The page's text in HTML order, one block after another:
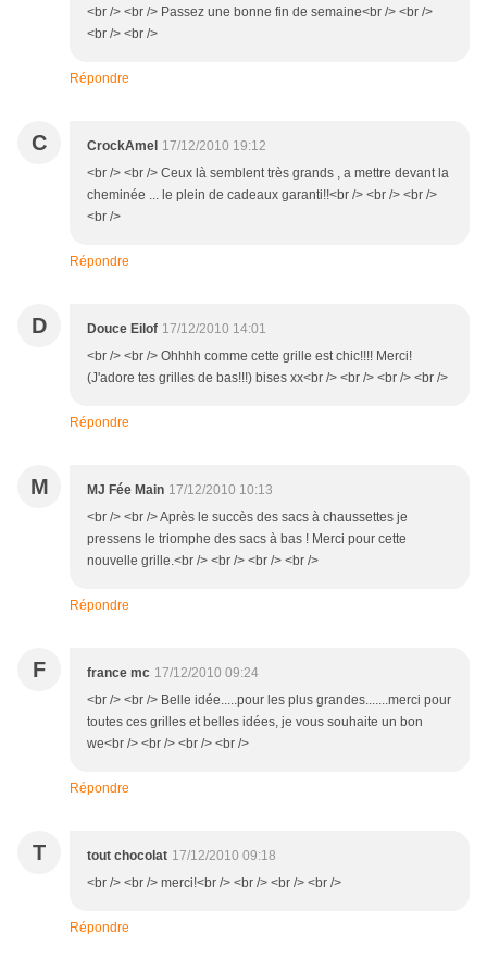
<br /> <br /> Passez une bonne fin de semaine<br /> <br />
<br /> <br />
Répondre
C CrockAmel 17/12/2010 19:12
<br /> <br /> Ceux là semblent très grands , a mettre devant la
cheminée ... le plein de cadeaux garanti!!<br /> <br /> <br />
<br />
Répondre
D Douce Eilof 17/12/2010 14:01
<br /> <br /> Ohhhh comme cette grille est chic!!!! Merci!
(J'adore tes grilles de bas!!!) bises xx<br /> <br /> <br /> <br />
Répondre
M MJ Fée Main 17/12/2010 10:13
<br /> <br /> Après le succès des sacs à chaussettes je
pressens le triomphe des sacs à bas ! Merci pour cette
nouvelle grille.<br /> <br /> <br /> <br />
Répondre
F france mc 17/12/2010 09:24
<br /> <br /> Belle idée.....pour les plus grandes.......merci pour
toutes ces grilles et belles idées, je vous souhaite un bon
we<br /> <br /> <br /> <br />
Répondre
T tout chocolat 17/12/2010 09:18
<br /> <br /> merci!<br /> <br /> <br /> <br />
Répondre